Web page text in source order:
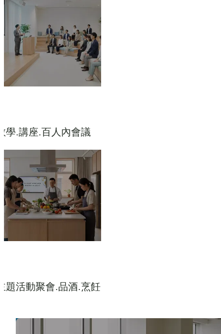
學.講座.百人內會議
題活動聚會.品酒.烹飪